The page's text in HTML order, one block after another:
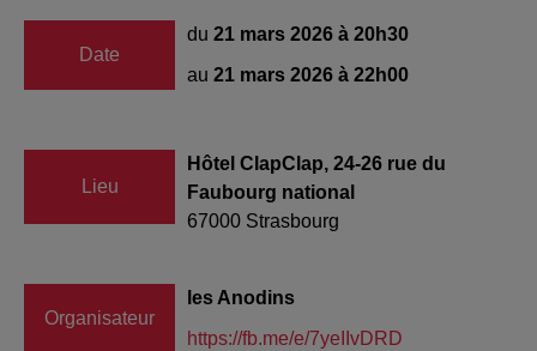
Date
du 21 mars 2026 à 20h30
au 21 mars 2026 à 22h00
Lieu
Hôtel ClapClap, 24-26 rue du
Faubourg national
67000 Strasbourg
Organisateur
les Anodins
https://fb.me/e/7yeIIvDRD